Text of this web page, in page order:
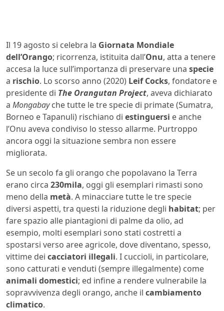
Il 19 agosto si celebra la Giornata Mondiale
dell’Orango; ricorrenza, istituita dall’Onu, atta a tenere
accesa la luce sull’importanza di preservare una specie
a rischio. Lo scorso anno (2020) Leif Cocks, fondatore e
presidente di The Orangutan Project, aveva dichiarato
a Mongabayche tutte le tre specie di primate (Sumatra,
Borneo e Tapanuli) rischiano di estinguersi e anche
l’Onu aveva condiviso lo stesso allarme. Purtroppo
ancora oggi la situazione sembra non essere
migliorata.
Se un secolo fa gli orango che popolavano la Terra
erano circa 230mila, oggi gli esemplari rimasti sono
meno della metà. A minacciare tutte le tre specie
diversi aspetti, tra questi la riduzione degli habitat; per
fare spazio alle piantagioni di palme da olio, ad
esempio, molti esemplari sono stati costretti a
spostarsi verso aree agricole, dove diventano, spesso,
vittime dei cacciatori illegali. I cuccioli, in particolare,
sono catturati e venduti (sempre illegalmente) come
animali domestici; ed infine a rendere vulnerabile la
sopravvivenza degli orango, anche il cambiamento
climatico.